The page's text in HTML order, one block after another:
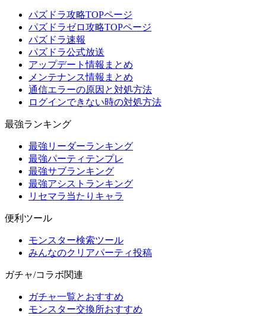
パズドラ攻略TOPページ
パズドラゼロ攻略TOPページ
パズドラ速報
パズドラ公式放送
アップデート情報まとめ
メンテナンス情報まとめ
通信エラーの原因と対処方法
ログインできない時の対処方法
最強ランキング
最強リーダーランキング
最強パーティテンプレ
最強サブランキング
最強アシストランキング
リセマラ当たりキャラ
便利ツール
モンスター検索ツール
みんなのクリアパーティ投稿
ガチャ/コラボ関連
ガチャ一覧とおすすめ
モンスター交換所おすすめ